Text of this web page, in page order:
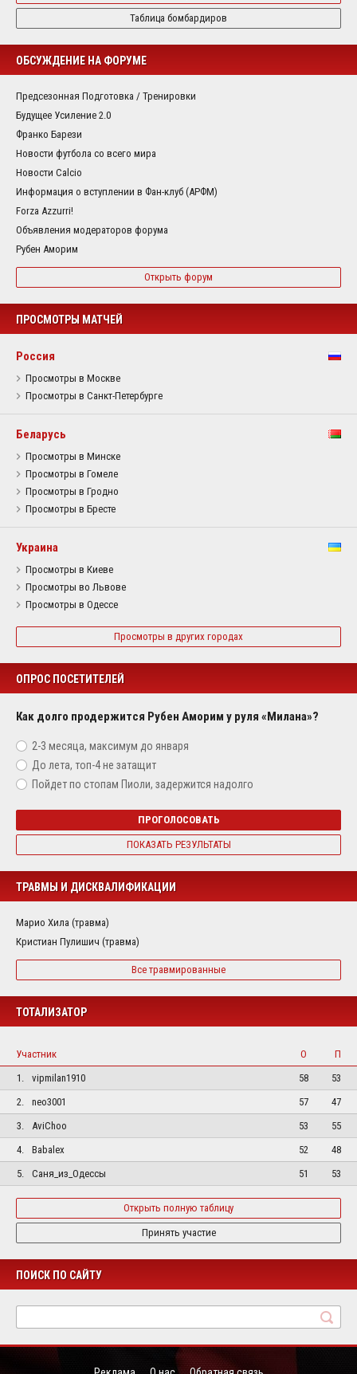
Таблица бомбардиров
ОБСУЖДЕНИЕ НА ФОРУМЕ
Предсезонная Подготовка / Тренировки
Будущее Усиление 2.0
Франко Барези
Новости футбола со всего мира
Новости Calcio
Информация о вступлении в Фан-клуб (АРФМ)
Forza Azzurri!
Объявления модераторов форума
Рубен Аморим
Открыть форум
ПРОСМОТРЫ МАТЧЕЙ
Россия
Просмотры в Москве
Просмотры в Санкт-Петербурге
Беларусь
Просмотры в Минске
Просмотры в Гомеле
Просмотры в Гродно
Просмотры в Бресте
Украина
Просмотры в Киеве
Просмотры во Львове
Просмотры в Одессе
Просмотры в других городах
ОПРОС ПОСЕТИТЕЛЕЙ
Как долго продержится Рубен Аморим у руля «Милана»?
2-3 месяца, максимум до января
До лета, топ-4 не затащит
Пойдет по стопам Пиоли, задержится надолго
ПРОГОЛОСОВАТЬ
ПОКАЗАТЬ РЕЗУЛЬТАТЫ
ТРАВМЫ И ДИСКВАЛИФИКАЦИИ
Марио Хила (травма)
Кристиан Пулишич (травма)
Все травмированные
ТОТАЛИЗАТОР
Участник О
П
1.
vipmilan1910 58
53
2.
neo3001 57
47
3.
AviChoo 53
55
4.
Babalex 52
48
5.
Саня_из_Одессы 51 53
Открыть полную таблицу
Принять участие
ПОИСК ПО САЙТУ